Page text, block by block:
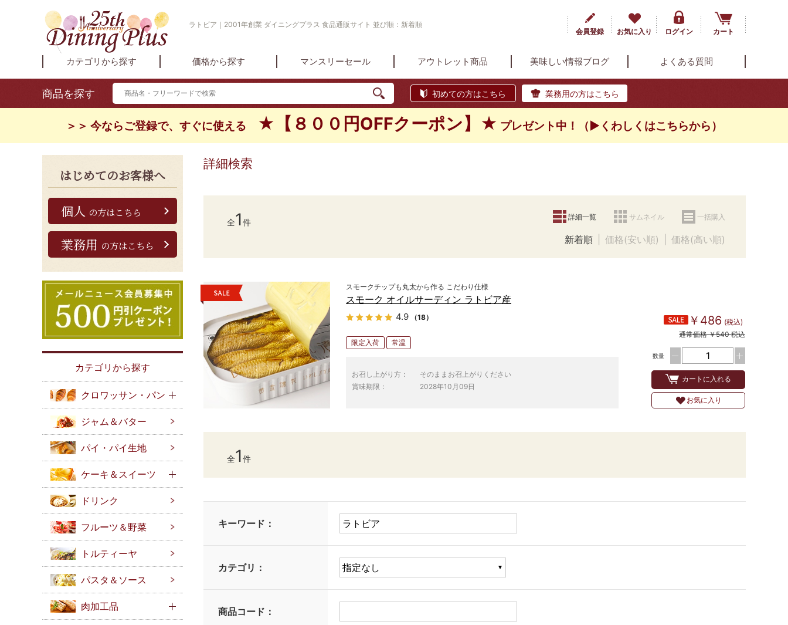
ラトビア｜2001年創業 ダイニングプラス 食品通販サイト 並び順：新着順
会員登録
お気に入り ログイン カート
カテゴリから探す 価格から探す マンスリーセール アウトレット商品 美味しい情報ブログ よくある質問
商品を探す 初めての方はこちら 業務用の方はこちら
＞＞ 今ならご登録で、すぐに使える ★【８００円OFFクーポン】★ プレゼント中！（▶くわしくはこちらから）
はじめてのお客様へ
個人 の方はこちら
業務用 の方はこちら
カテゴリから探す
クロワッサン・パン
ジャム＆バター
パイ・パイ生地
ケーキ＆スイーツ
ドリンク
フルーツ＆野菜
トルティーヤ
パスタ＆ソース
肉加工品
詳細検索
全1件
詳細一覧 サムネイル 一括購入
新着順 価格(安い順) 価格(高い順)
スモークチップも丸太から作る こだわり仕様
スモーク オイルサーディン ラトビア産
4.9 （18）
限定入荷 常温
お召し上がり方：
そのままお召上がりください
賞味期限：
2028年10月09日
￥486 (税込)
通常価格 ￥540 税込
数量
カートに入れる
お気に入り
全1件
キーワード：
カテゴリ：
商品コード：